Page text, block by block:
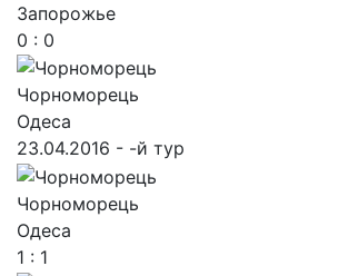
Запорожье
0 : 0
Чорноморець
Одеса
23.04.2016 - -й тур
Чорноморець
Одеса
1 : 1